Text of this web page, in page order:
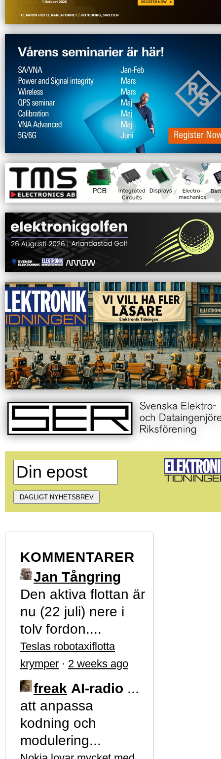
KOMMENTARER
Jan Tångring
Den aktiva flottan är
nu (22 juli) nere i
tolv fordon....
Teslas robotaxiflotta
krymper · 2 weeks ago
freak AI-radio ...
att anpassa
kodning och
modulering...